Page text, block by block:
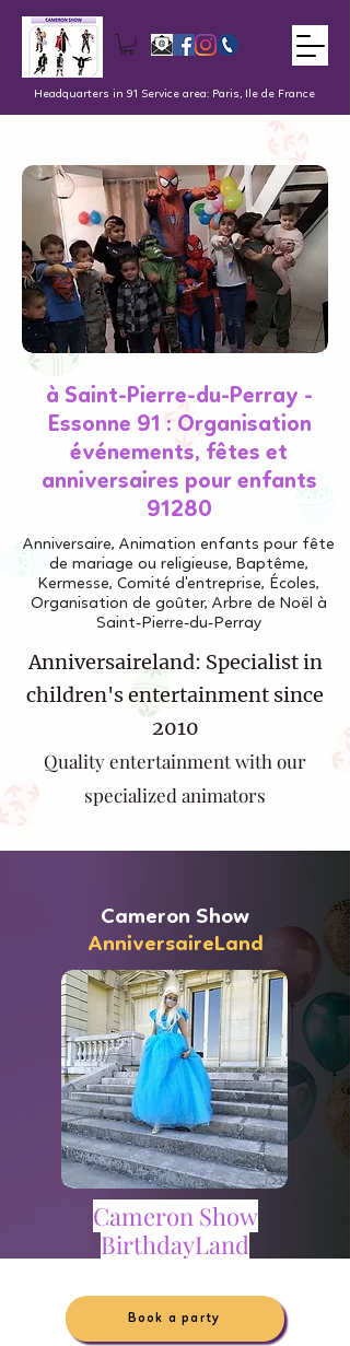
Headquarters in 91 Service area: Paris, Ile de France
à Saint-Pierre-du-Perray -
Essonne 91 : Organisation
événements, fêtes et
anniversaires pour enfants
91280
Anniversaire, Animation enfants pour fête
de mariage ou religieuse, Baptême,
Kermesse, Comité d'entreprise, Écoles,
Organisation de goûter, Arbre de Noël à
Saint-Pierre-du-Perray
Anniversaireland: Specialist in
children's entertainment since
2010
Quality entertainment with our
specialized animators
Cameron Show
AnniversaireLand
Cameron Show
BirthdayLand
Book a party